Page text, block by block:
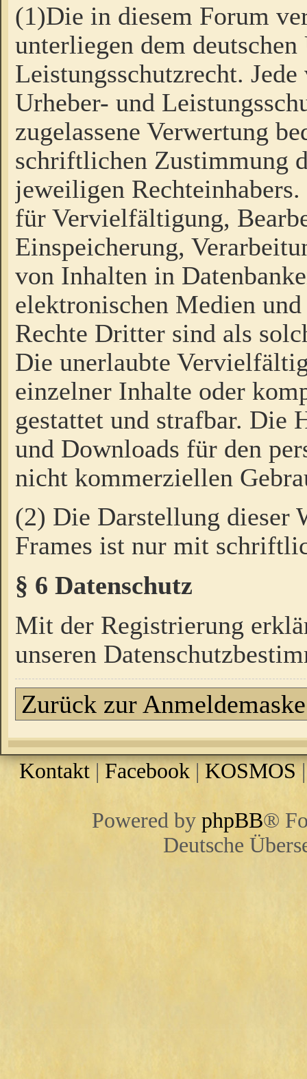
(1)Die in diesem Forum
unterliegen dem
Leistungsschutzrecht.
Urheber- und
zugelassene Verwertung
schriftlichen Zustimmung
jeweiligen
für Vervielfältigung,
Einspeicherung,
von Inhalten in
elektronischen Medien
Rechte Dritter sind als
Die unerlaubte
einzelner Inhalte oder
gestattet und strafbar. Die
und Downloads für den
nicht kommerziellen
(2) Die Darstellung dieser
Frames ist nur mit
§ 6 Datenschutz
Mit der Registrierung
unseren
Zurück zur Anmeldemaske
Kontakt|Facebook|KOSMOS
Powered by phpBB®
Deutsche